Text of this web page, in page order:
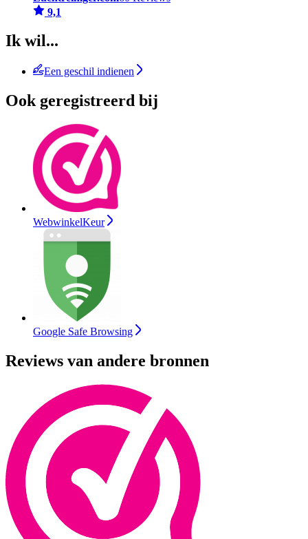
9,1
Ik wil...
Een geschil indienen
Ook geregistreerd bij
WebwinkelKeur
Google Safe Browsing
Reviews van andere bronnen